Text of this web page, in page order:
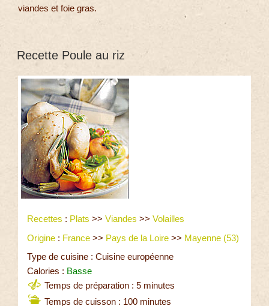
viandes et foie gras.
Recette Poule au riz
Recettes : Plats >> Viandes >> Volailles
Origine : France >> Pays de la Loire >> Mayenne (53)
Type de cuisine : Cuisine européenne
Calories : Basse
Temps de préparation : 5 minutes
Temps de cuisson : 100 minutes